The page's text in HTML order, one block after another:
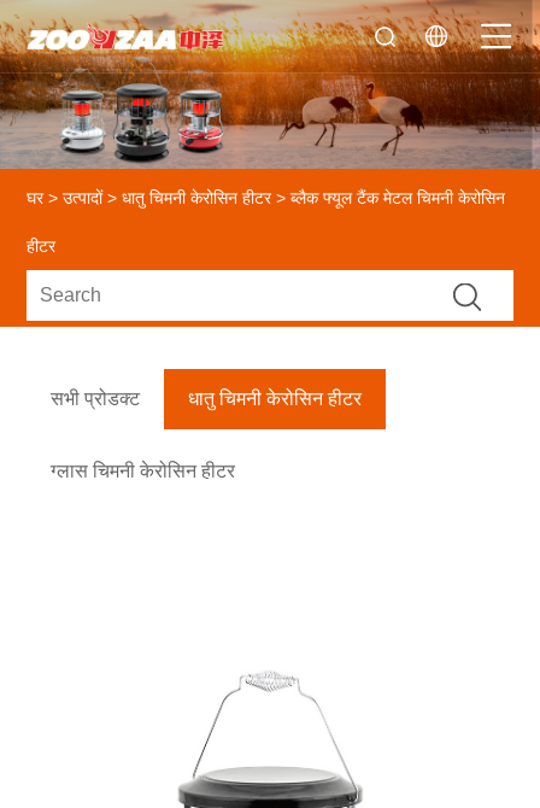
घर > उत्पादों>धातु चिमनी केरोसिन हीटर> ब्लैक फ्यूल टैंक मेटल चिमनी केरोसिन
हीटर
सभी प्रोडक्ट धातु चिमनी केरोसिन हीटर
ग्लास चिमनी केरोसिन हीटर